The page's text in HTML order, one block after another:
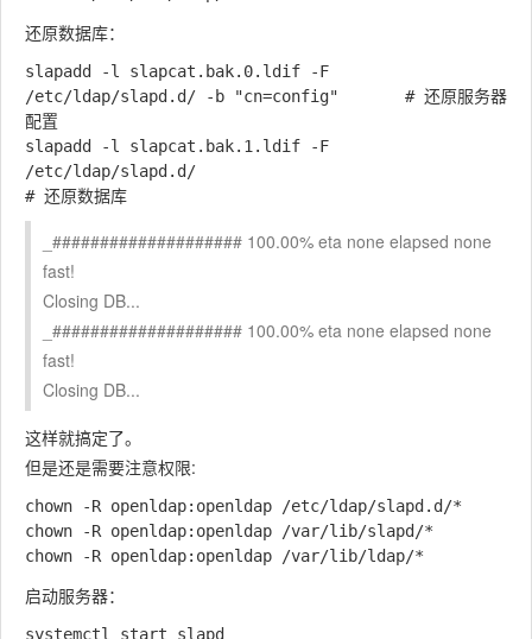
还原数据库：
slapadd -l slapcat.bak.0.ldif -F
/etc/ldap/slapd.d/ -b "cn=config"		# 还原服务器
配置
slapadd -l slapcat.bak.1.ldif -F
/etc/ldap/slapd.d/
_#################### 100.00% eta none elapsed none
fast!
Closing DB...
_#################### 100.00% eta none elapsed none
fast!
Closing DB...
这样就搞定了。
但是还是需要注意权限:
chown -R openldap:openldap /etc/ldap/slapd.d/*
chown -R openldap:openldap /var/lib/slapd/*
启动服务器：